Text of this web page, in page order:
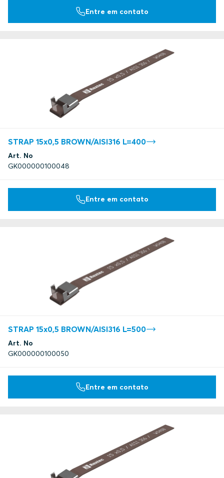
Entre em contato
STRAP 15x0,5 BROWN/AISI316 L=400
Art. No
GK000000100048
Entre em contato
STRAP 15x0,5 BROWN/AISI316 L=500
Art. No
GK000000100050
Entre em contato